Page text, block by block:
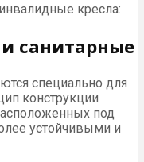
кресла:
санитарные
специально для
конструкции
под
устойчивыми и